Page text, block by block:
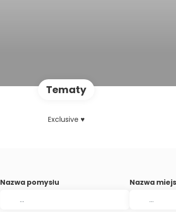
Tematy
Exclusive ♥
Nazwa pomysłu Nazwa